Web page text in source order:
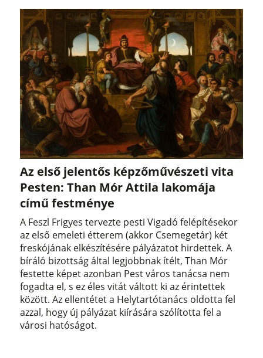
Az első jelentős képzőművészeti vita
Pesten: Than Mór Attila lakomája
című festménye
A Feszl Frigyes tervezte pesti Vigadó felépítésekor
az első emeleti étterem (akkor Csemegetár) két
freskójának elkészítésére pályázatot hirdettek. A
bíráló bizottság által legjobbnak ítélt, Than Mór
festette képet azonban Pest város tanácsa nem
fogadta el, s ez éles vitát váltott ki az érintettek
között. Az ellentétet a Helytartótanács oldotta fel
azzal, hogy új pályázat kiírására szólította fel a
városi hatóságot.